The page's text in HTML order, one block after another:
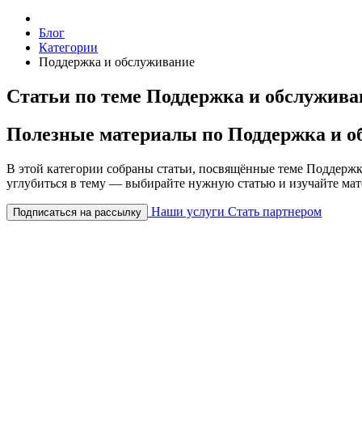
Блог
Категории
Поддержка и обслуживание
Статьи по теме Поддержка и
Полезные материалы по Поддержка и
В этой категории собраны статьи, посвящённые теме
углубиться в тему — выбирайте нужную статью и изучайте
Подписаться на рассылку Наши услуги Стать партнером